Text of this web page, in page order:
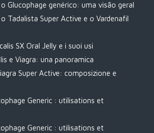
Glucophage genérico: uma visão geral
Tadalista Super Active e o Vardenafil
SX Oral Jelly e i suoi usi
e Viagra: una panoramica
Super Active: composizione e
Generic : utilisations et
Generic : utilisations et